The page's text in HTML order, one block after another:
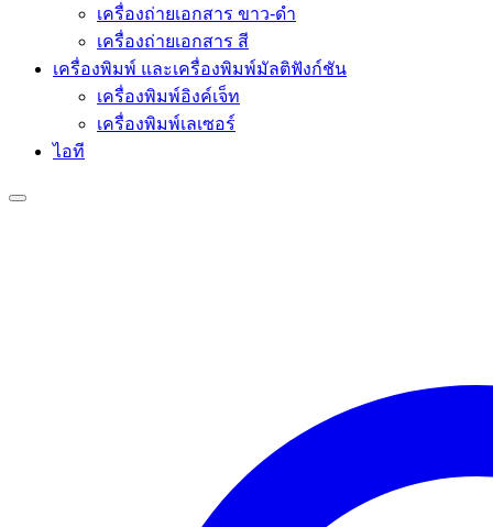
เครื่องถ่ายเอกสาร ขาว-ดำ
เครื่องถ่ายเอกสาร สี
เครื่องพิมพ์ และเครื่องพิมพ์มัลติฟังก์ชัน
เครื่องพิมพ์อิงค์เจ็ท
เครื่องพิมพ์เลเซอร์
ไอที